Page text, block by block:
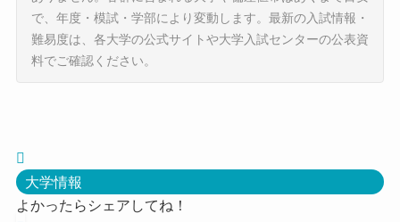
で、年度・模試・学部により変動します。最新の入試情報・
難易度は、各大学の公式サイトや大学入試センターの公表資
料でご確認ください。
大学情報
よかったらシェアしてね！